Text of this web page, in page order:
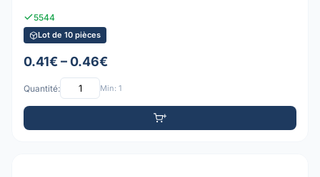
5544
Lot de 10 pièces
0.41€ – 0.46€
Quantité: Min: 1